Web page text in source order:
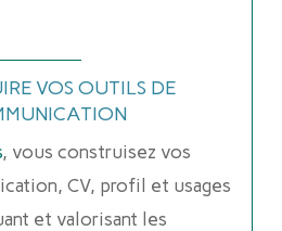
VOS OUTILS DE
, vous construisez vos
CV, profil et usages
et valorisant les